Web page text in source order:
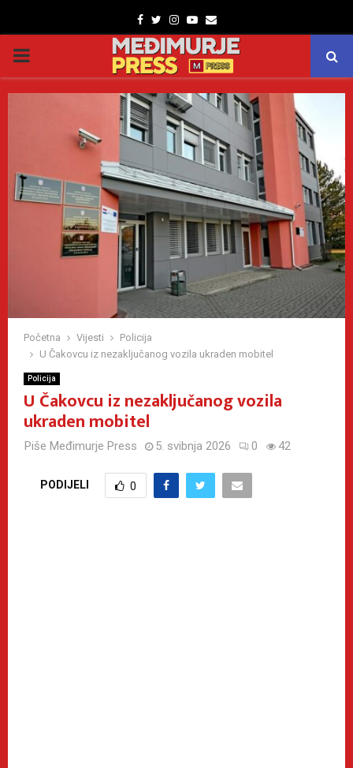
Facebook
TwitterInstagram
Youtube
Email
PRIMARY
MENU
Početna Vijesti
Policija
U Čakovcu iz nezaključanog vozila ukraden mobitel
Policija
U Čakovcu iz nezaključanog vozila
ukraden mobitel
Piše Međimurje Press 5. svibnja 2026 0 42
PODIJELI 0